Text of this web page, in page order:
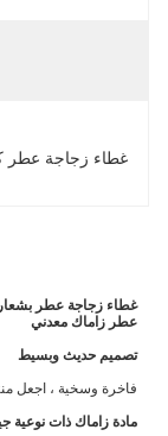
عطر زاماك معدني
تصميم حديث وبسيط
فاخرة وسخية ، اجعل
مادة زاماك ذات نوعية